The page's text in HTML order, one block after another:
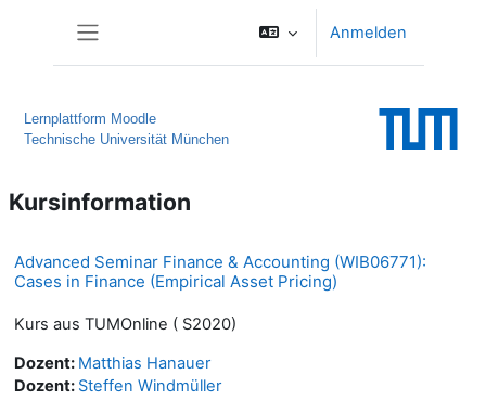
Anmelden
Lernplattform Moodle
Technische Universität München
Kursinformation
Advanced Seminar Finance & Accounting (WIB06771):
Cases in Finance (Empirical Asset Pricing)
Kurs aus TUMOnline ( S2020)
Dozent: Matthias Hanauer
Dozent: Steffen Windmüller